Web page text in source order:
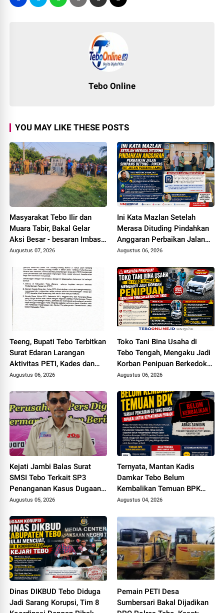
Tebo Online
YOU MAY LIKE THESE POSTS
Masyarakat Tebo Ilir dan
Muara Tabir, Bakal Gelar
Aksi Besar - besaran Imbas
Jalan Simpang Betung -
2027
Augustus 07, 2026
Ini Kata Mazlan Setelah
Merasa Dituding Pindahkan
Anggaran Perbaikan Jalan
Simpang Betung - Pintas ke
Augustus 06, 2026
Teeng, Bupati Tebo Terbitkan
Surat Edaran Larangan
Aktivitas PETI, Kades dan
Perangkat Desa Yang
Augustus 06, 2026
Toko Tani Bina Usaha di
Tebo Tengah, Mengaku Jadi
Korban Penipuan Berkedok
Pemesanan Racun Tikus
Augustus 06, 2026
Kejati Jambi Balas Surat
SMSI Tebo Terkait SP3
Penanganan Kasus Dugaan
Korupsi di DPUPR Tebo Rp
Augustus 05, 2026
Ternyata, Mantan Kadis
Damkar Tebo Belum
Kembalikan Temuan BPK
Terkait Pencairan GU yang
Kepentingan Pribadi
Augustus 04, 2026
Dinas DIKBUD Tebo Diduga
Jadi Sarang Korupsi, Tim 8
Pemain PETI Desa
Sumbersari Bakal Dijadikan